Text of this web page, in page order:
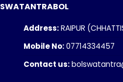
SWATANTRABOL
Address:RAIPUR
Mobile No:07714334457
Contact us: